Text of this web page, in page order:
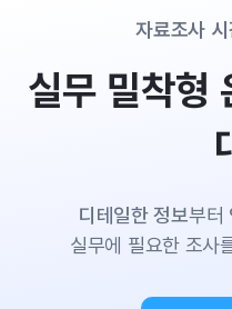
자료조사
실무 밀착형
디테일한 정보부터
실무에 필요한 조사